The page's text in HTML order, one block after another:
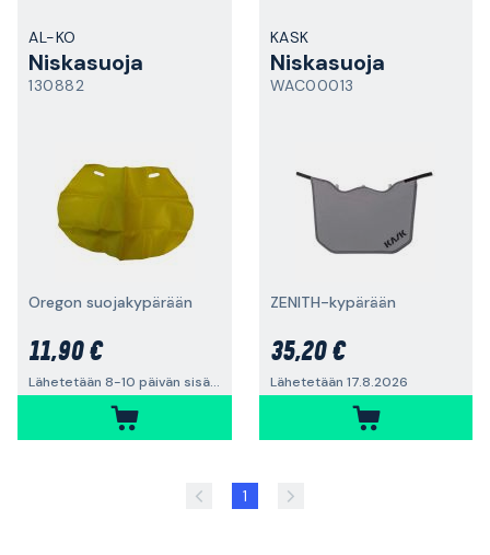
AL-KO
Niskasuoja
130882
Oregon suojakypärään
11,90 €
Lähetetään 8-10 päivän sisällä
KASK
Niskasuoja
WAC00013
ZENITH-kypärään
35,20 €
Lähetetään 17.8.2026
1